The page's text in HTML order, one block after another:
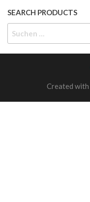
SEARCH PRODUCTS
Created with